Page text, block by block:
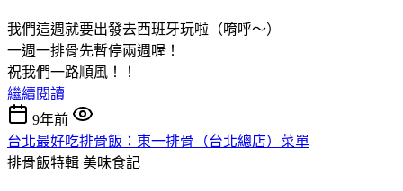
我們這週就要出發去西班牙玩啦（唷呼～）
一週一排骨先暫停兩週喔！
祝我們一路順風！！
繼續閱讀
9年前
台北最好吃排骨飯：東一排骨（台北總店）菜單
排骨飯特輯 美味食記